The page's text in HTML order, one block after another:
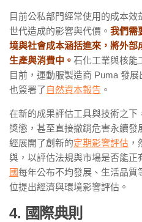
目前公私部門經常使用的成本
世代造成的影響與代價。 我們需
境與社會成本涵括進來，將外
生產與消費中。 石化工業與核能
目前，運動服製造商 Puma 發展
也簽署了 自然資本報告 。
在新的成果評估工具與技術之
獎懲，甚至直接撤銷危害永續發
經展開了創新的定期影響評估
與，以評估法規與市場是否能正
國每年公布不均發展、生活品質
位提出經濟與環境影響評估。
4. 國際典則